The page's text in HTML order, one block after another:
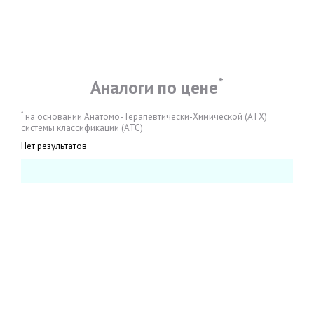
Аналоги по цене*
* на основании Анатомо-Терапевтически-Химической (АТХ)
системы классификации (АТС)
Нет результатов